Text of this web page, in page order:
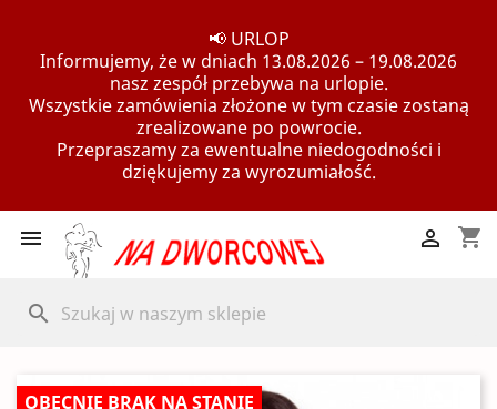
📢 URLOP
Informujemy, że w dniach 13.08.2026 – 19.08.2026
nasz zespół przebywa na urlopie.
Wszystkie zamówienia złożone w tym czasie zostaną
zrealizowane po powrocie.
Przepraszamy za ewentualne niedogodności i
dziękujemy za wyrozumiałość.
 shopping_cart

search
OBECNIE BRAK NA STANIE